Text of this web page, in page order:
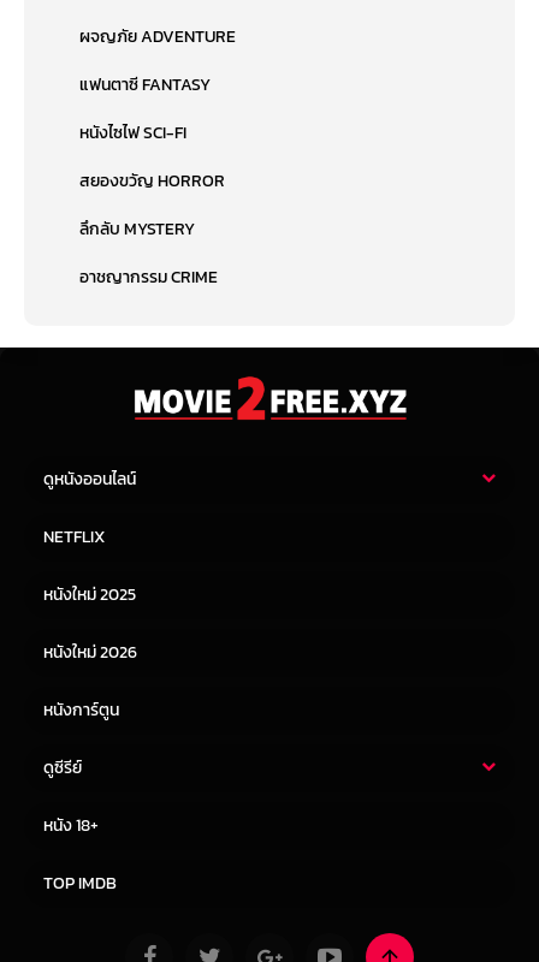
ผจญภัย ADVENTURE
แฟนตาซี FANTASY
หนังไซไฟ SCI-FI
สยองขวัญ HORROR
ลึกลับ MYSTERY
อาชญากรรม CRIME
ดูหนังออนไลน์
หนังจีน
NETFLIX
หนังใหม่ 2025
หนังใหม่ 2026
หนังการ์ตูน
ดูซีรีย์
หนัง 18+
TOP IMDB